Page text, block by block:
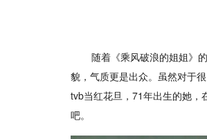
随着《乘风破浪的姐姐》
貌，气质更是出众。虽然对于
tvb当红花旦，71年出生的她，
吧。